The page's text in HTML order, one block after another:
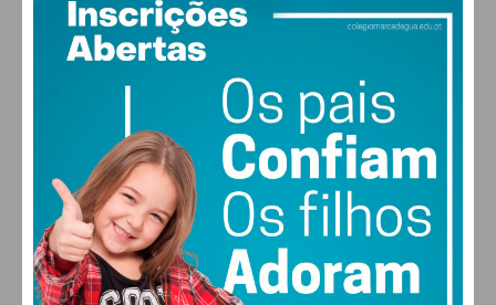
30°
vento: 4m/s O
MAX 30 • MIN 28
30°
SEX
27
SÁB
28°
DOM
29 °